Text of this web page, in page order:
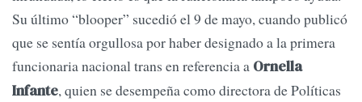
Su último “blooper” sucedió el 9 de mayo, cuando publicó
que se sentía orgullosa por haber designado a la primera
funcionaria nacional trans en referencia a Ornella
Infante, quien se desempeña como directora de Políticas